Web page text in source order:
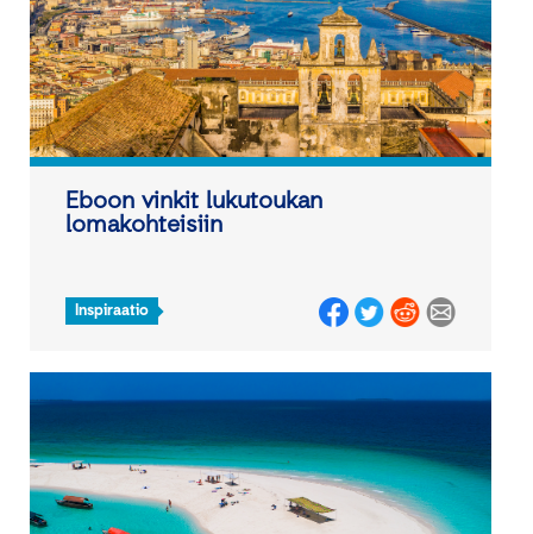
Eboon vinkit lukutoukan
lomakohteisiin
Inspiraatio